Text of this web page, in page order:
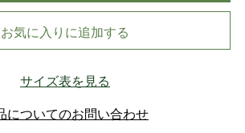
お気に入りに追加する
サイズ表を見る
についてのお問い合わせ